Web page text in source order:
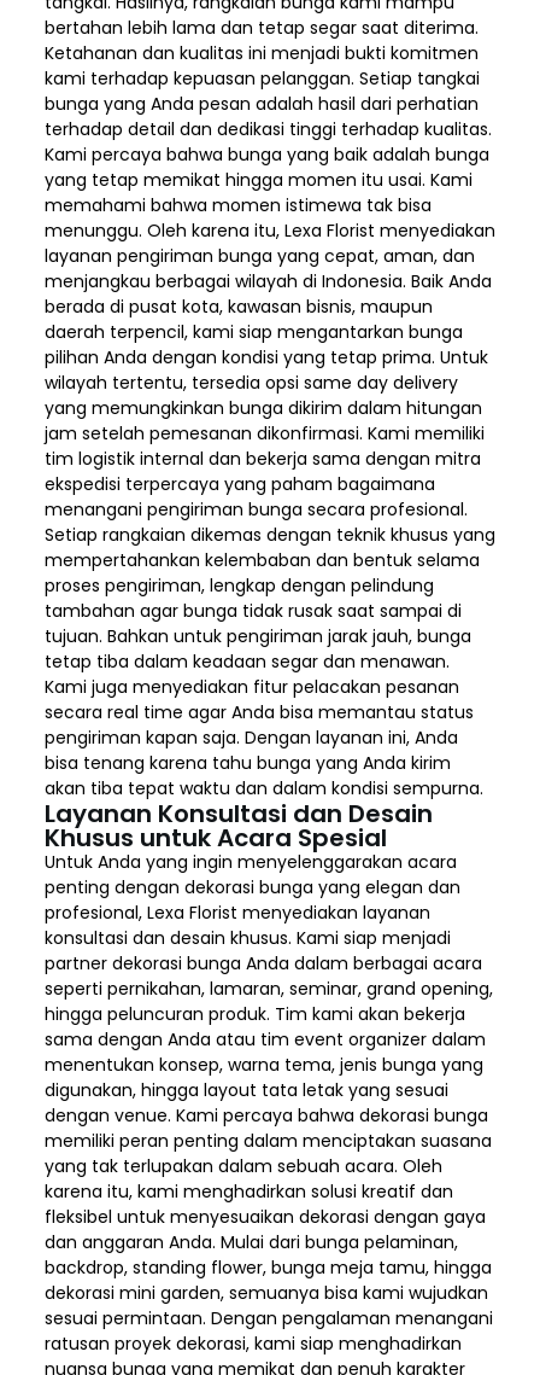
bertahan lebih lama dan tetap segar saat diterima.
Ketahanan dan kualitas ini menjadi bukti komitmen
kami terhadap kepuasan pelanggan. Setiap tangkai
bunga yang Anda pesan adalah hasil dari perhatian
terhadap detail dan dedikasi tinggi terhadap kualitas.
Kami percaya bahwa bunga yang baik adalah bunga
yang tetap memikat hingga momen itu usai. Kami
memahami bahwa momen istimewa tak bisa
menunggu. Oleh karena itu, Lexa Florist menyediakan
layanan pengiriman bunga yang cepat, aman, dan
menjangkau berbagai wilayah di Indonesia. Baik Anda
berada di pusat kota, kawasan bisnis, maupun
daerah terpencil, kami siap mengantarkan bunga
pilihan Anda dengan kondisi yang tetap prima. Untuk
wilayah tertentu, tersedia opsi same day delivery
yang memungkinkan bunga dikirim dalam hitungan
jam setelah pemesanan dikonfirmasi. Kami memiliki
tim logistik internal dan bekerja sama dengan mitra
ekspedisi terpercaya yang paham bagaimana
menangani pengiriman bunga secara profesional.
Setiap rangkaian dikemas dengan teknik khusus yang
mempertahankan kelembaban dan bentuk selama
proses pengiriman, lengkap dengan pelindung
tambahan agar bunga tidak rusak saat sampai di
tujuan. Bahkan untuk pengiriman jarak jauh, bunga
tetap tiba dalam keadaan segar dan menawan.
Kami juga menyediakan fitur pelacakan pesanan
secara real time agar Anda bisa memantau status
pengiriman kapan saja. Dengan layanan ini, Anda
bisa tenang karena tahu bunga yang Anda kirim
akan tiba tepat waktu dan dalam kondisi sempurna.
Layanan Konsultasi dan Desain
Khusus untuk Acara Spesial
Untuk Anda yang ingin menyelenggarakan acara
penting dengan dekorasi bunga yang elegan dan
profesional, Lexa Florist menyediakan layanan
konsultasi dan desain khusus. Kami siap menjadi
partner dekorasi bunga Anda dalam berbagai acara
seperti pernikahan, lamaran, seminar, grand opening,
hingga peluncuran produk. Tim kami akan bekerja
sama dengan Anda atau tim event organizer dalam
menentukan konsep, warna tema, jenis bunga yang
digunakan, hingga layout tata letak yang sesuai
dengan venue. Kami percaya bahwa dekorasi bunga
memiliki peran penting dalam menciptakan suasana
yang tak terlupakan dalam sebuah acara. Oleh
karena itu, kami menghadirkan solusi kreatif dan
fleksibel untuk menyesuaikan dekorasi dengan gaya
dan anggaran Anda. Mulai dari bunga pelaminan,
backdrop, standing flower, bunga meja tamu, hingga
dekorasi mini garden, semuanya bisa kami wujudkan
sesuai permintaan. Dengan pengalaman menangani
ratusan proyek dekorasi, kami siap menghadirkan
nuansa bunga yang memikat dan penuh karakter